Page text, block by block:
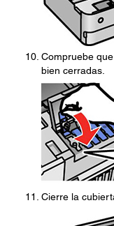
Compruebe
bien cerradas.
Cierre la